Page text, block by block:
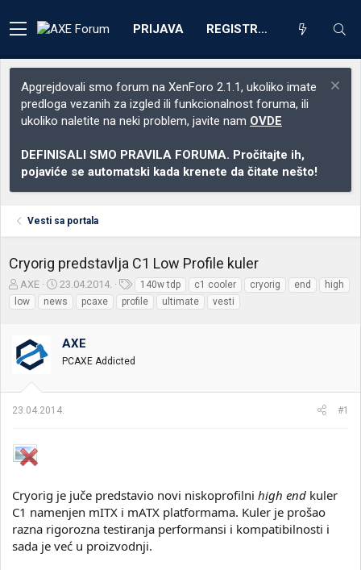
PRIJAVA REGISTRACIJA
Apgrejdovali smo forum na XenForo 2.1.1, ukoliko imate
predloga vezanih za izgled ili funkcionalnost foruma, ili
ukoliko naletite na neki problem, javite nam OVDE
DEFINISALI SMO PRAVILA FORUMA. Pročitajte ih,
pojaviće se automatski kada krenete da čitate nešto!
Vesti sa portala
Cryorig predstavlja C1 Low Profile kuler
Z
a
č
t
n
e
e
AXE
D
a
t
m
p
e
23.04.2014.
z
n
e
140w tdp c1 cooler cryorig end
high
low
news pcaxe profile ultimate vesti
AXE
PCAXE Addicted
23.04.2014. #1
Cryorig je juče predstavio novi niskoprofilni high end kuler
C1 namenjen mITX i mATX platformama. Kuler je prošao
razna rigorozna testiranja performansi i kompatibilnosti i
sada je već u proizvodnji.